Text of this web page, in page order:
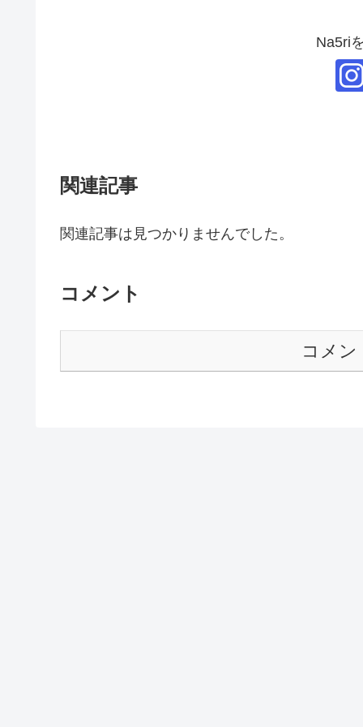
Na5ri
関連記事
関連記事は見つかりませんでした。
コメント
コメン